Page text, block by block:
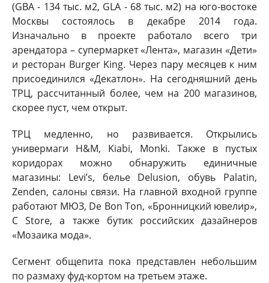
(GBA - 134 тыс. м2, GLA - 68 тыс. м2) на юго-востоке
Москвы состоялось в декабре 2014 года.
Изначально в проекте работало всего три
арендатора – супермаркет «Лента», магазин «Дети»
и ресторан Burger King. Через пару месяцев к ним
присоединился «Декатлон». На сегодняшний день
ТРЦ, рассчитанный более, чем на 200 магазинов,
скорее пуст, чем открыт.
ТРЦ медленно, но развивается. Открылись
универмаги H&M, Kiabi, Monki. Также в пустых
коридорах можно обнаружить единичные
магазины: Levi’s, белье Delusion, обувь Palatin,
Zenden, салоны связи. На главной входной группе
работают МЮЗ, De Bon Ton, «Бронницкий ювелир»,
C Store, а также бутик российских дазайнеров
«Мозаика мода».
Сегмент общепита пока представлен небольшим
по размаху фуд-кортом на третьем этаже.